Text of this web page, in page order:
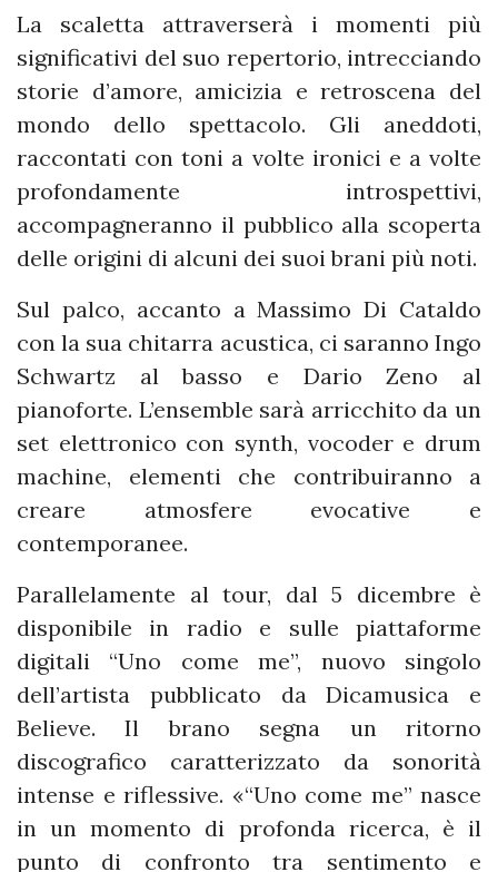
La scaletta attraverserà i momenti più
significativi del suo repertorio, intrecciando
storie d’amore, amicizia e retroscena del
mondo dello spettacolo. Gli aneddoti,
raccontati con toni a volte ironici e a volte
profondamente introspettivi,
accompagneranno il pubblico alla scoperta
delle origini di alcuni dei suoi brani più noti.
Sul palco, accanto a Massimo Di Cataldo
con la sua chitarra acustica, ci saranno Ingo
Schwartz al basso e Dario Zeno al
pianoforte. L’ensemble sarà arricchito da un
set elettronico con synth, vocoder e drum
machine, elementi che contribuiranno a
creare atmosfere evocative e
contemporanee.
Parallelamente al tour, dal 5 dicembre è
disponibile in radio e sulle piattaforme
digitali “Uno come me”, nuovo singolo
dell’artista pubblicato da Dicamusica e
Believe. Il brano segna un ritorno
discografico caratterizzato da sonorità
intense e riflessive. «“Uno come me” nasce
in un momento di profonda ricerca, è il
punto di confronto tra sentimento e